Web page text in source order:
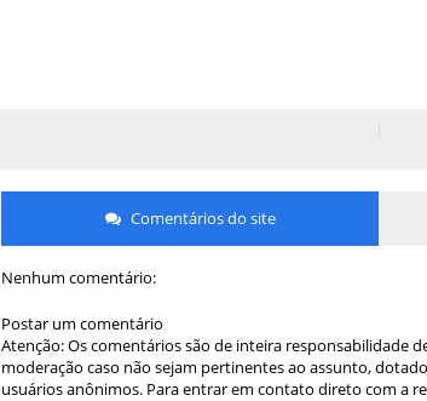
Comentários do site
Nenhum comentário:
Postar um comentário
Atenção: Os comentários são de inteira responsabilidade
moderação caso não sejam pertinentes ao assunto,
usuários anônimos. Para entrar em contato direto com a